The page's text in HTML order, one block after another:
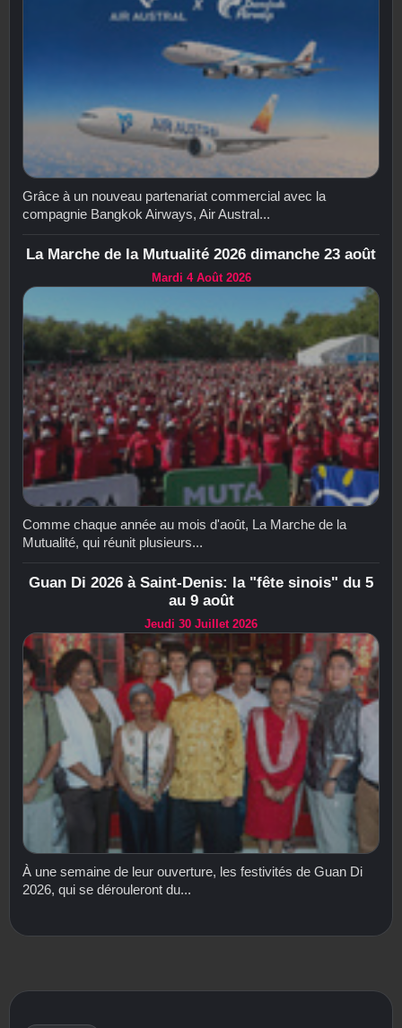
Grâce à un nouveau partenariat commercial avec la
compagnie Bangkok Airways, Air Austral...
La Marche de la Mutualité 2026 dimanche 23 août
Mardi 4 Août 2026
Comme chaque année au mois d'août, La Marche de la
Mutualité, qui réunit plusieurs...
Guan Di 2026 à Saint-Denis: la "fête sinois" du 5
au 9 août
Jeudi 30 Juillet 2026
À une semaine de leur ouverture, les festivités de Guan Di
2026, qui se dérouleront du...